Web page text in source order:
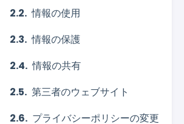
情報の使用
情報の保護
情報の共有
第三者のウェブサイト
プライバシーポリシーの変更